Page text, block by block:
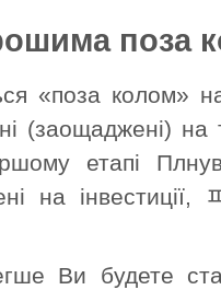
поза
«поза колом»
(заощаджені) на
етапі
на інвестиції,
Ви будете